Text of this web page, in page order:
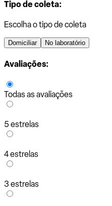
Tipo de coleta:
Escolha o tipo de coleta
Domiciliar No laboratório
Avaliações:
Todas as avaliações
5 estrelas
4 estrelas
3 estrelas